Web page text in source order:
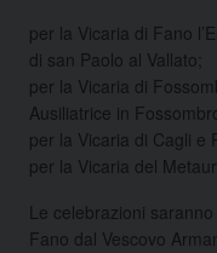
per la Vicaria di Fano
di san Paolo al Vallato;
per la Vicaria di
Ausiliatrice in
per la Vicaria di Cagli e
per la Vicaria del
Le celebrazioni
Fano dal Vescovo